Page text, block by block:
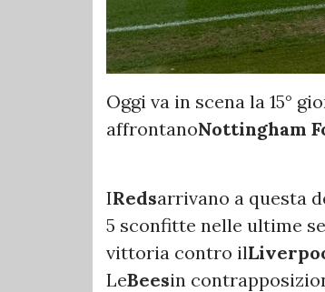
Oggi va in scena la 15°
affrontanoNottingham
IRedsarrivano a questa
5 sconfitte nelle ultime
vittoria contro il
LeBeesin